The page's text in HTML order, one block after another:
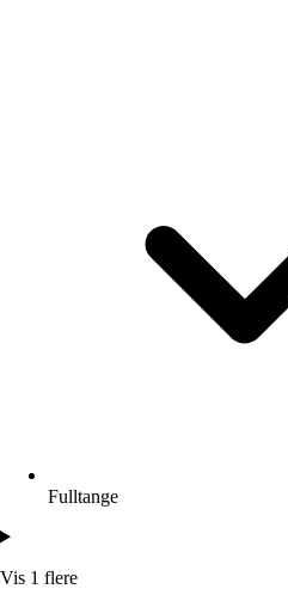
Fulltange
Vis 1 flere